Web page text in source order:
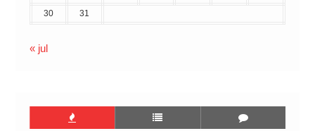
30
31
« jul